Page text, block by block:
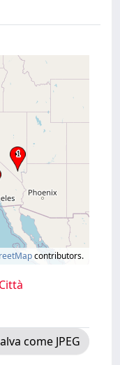
contributors.
Città
come JPEG